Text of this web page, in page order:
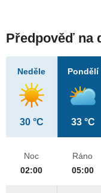
Předpověď na
Neděle
30 °C
Pondělí
33 °C
Noc
02:00
Ráno
05:00